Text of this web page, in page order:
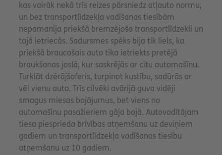
kas vairāk nekā trīs reizes pārsniedz atļauto normu,
un bez transportlīdzekļa vadīšanas tiesībām
nepamanīja priekšā bremzējošo transportlīdzekli un
tajā ietriecās. Sadursmes spēks bija tik liels, ka
priekšā braucošais auto tika ietriekts pretējā
braukšanas joslā, kur saskrējās ar citu automašīnu.
Turklāt dzērājšoferis, turpinot kustību, sadūrās ar
vēl vienu auto. Trīs cilvēki avārijā guva vidēji
smagus miesas bojājumus, bet viens no
automašīnu pasažieriem gāja bojā. Autovadītājam
tiesa piesprieda brīvības atņemšanu uz deviņiem
gadiem un transportlīdzekļa vadīšanas tiesību
atņemšanu uz 10 gadiem.